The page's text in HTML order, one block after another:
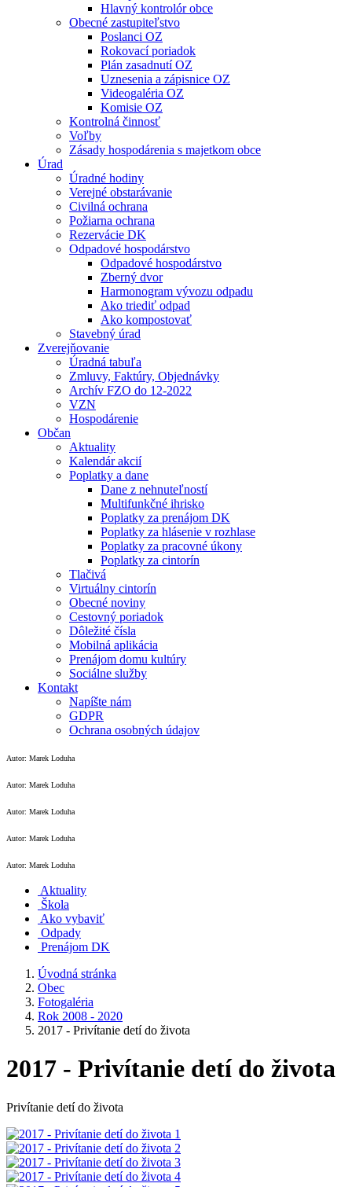
Hlavný kontrolór obce
Obecné zastupiteľstvo
Poslanci OZ
Rokovací poriadok
Plán zasadnutí OZ
Uznesenia a zápisnice OZ
Videogaléria OZ
Komisie OZ
Kontrolná činnosť
Voľby
Zásady hospodárenia s majetkom obce
Úrad
Úradné hodiny
Verejné obstarávanie
Civilná ochrana
Požiarna ochrana
Rezervácie DK
Odpadové hospodárstvo
Odpadové hospodárstvo
Zberný dvor
Harmonogram vývozu odpadu
Ako triediť odpad
Ako kompostovať
Stavebný úrad
Zverejňovanie
Úradná tabuľa
Zmluvy, Faktúry, Objednávky
Archív FZO do 12-2022
VZN
Hospodárenie
Občan
Aktuality
Kalendár akcií
Poplatky a dane
Dane z nehnuteľností
Multifunkčné ihrisko
Poplatky za prenájom DK
Poplatky za hlásenie v rozhlase
Poplatky za pracovné úkony
Poplatky za cintorín
Tlačivá
Virtuálny cintorín
Obecné noviny
Cestovný poriadok
Dôležité čísla
Mobilná aplikácia
Prenájom domu kultúry
Sociálne služby
Kontakt
Napíšte nám
GDPR
Ochrana osobných údajov
Autor: Marek Loduha
Autor: Marek Loduha
Autor: Marek Loduha
Autor: Marek Loduha
Autor: Marek Loduha
Aktuality
Škola
Ako vybaviť
Odpady
Prenájom DK
Úvodná stránka
Obec
Fotogaléria
Rok 2008 - 2020
2017 - Privítanie detí do života
2017 - Privítanie detí do života
Privítanie detí do života